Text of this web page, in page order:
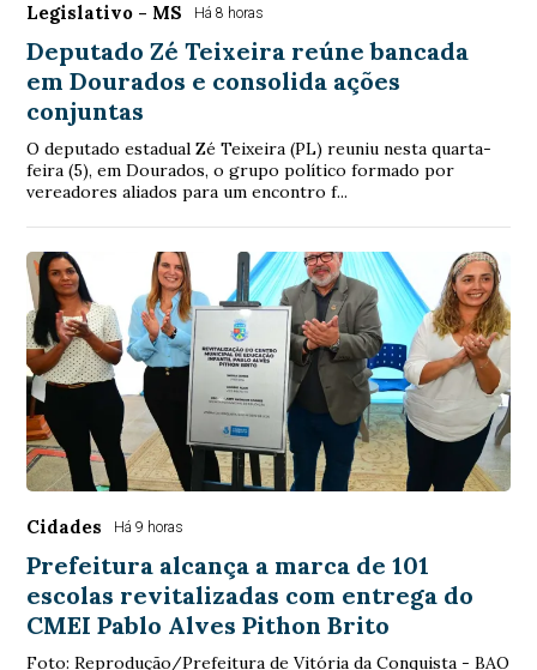
Legislativo - MS Há 8 horas
Deputado Zé Teixeira reúne bancada
em Dourados e consolida ações
conjuntas
O deputado estadual Zé Teixeira (PL) reuniu nesta quarta-
feira (5), em Dourados, o grupo político formado por
vereadores aliados para um encontro f...
Cidades Há 9 horas
Prefeitura alcança a marca de 101
escolas revitalizadas com entrega do
CMEI Pablo Alves Pithon Brito
Foto: Reprodução/Prefeitura de Vitória da Conquista - BAO